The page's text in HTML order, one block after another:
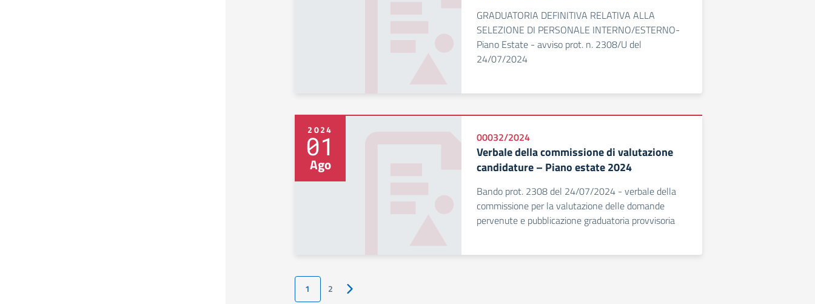
GRADUATORIA DEFINITIVA RELATIVA ALLA
SELEZIONE DI PERSONALE INTERNO/ESTERNO-
Piano Estate - avviso prot. n. 2308/U del
24/07/2024
2024
01
Ago
00032/2024
Verbale della commissione di valutazione
candidature – Piano estate 2024
Bando prot. 2308 del 24/07/2024 - verbale della
commissione per la valutazione delle domande
pervenute e pubblicazione graduatoria provvisoria
1 2 Pagina successiva